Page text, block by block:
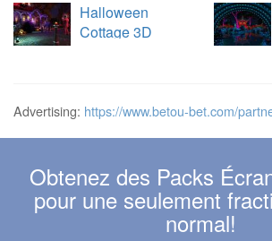
Halloween
Cottage 3D
Advertising: https://www.betou-bet.com/
Obtenez des Packs
pour une seulement
normal!